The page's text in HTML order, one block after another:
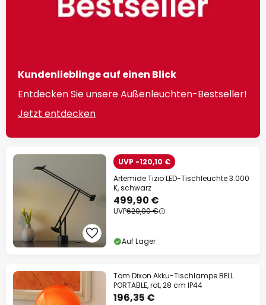
Kundenlieblinge auf einen Blick
Entdecken Sie unsere Außenleuchten-Bestseller!
Jetzt entdecken
UVP -120,10 €
Artemide Tizio LED-Tischleuchte 3.000
K, schwarz
499,90 €
UVP620,00 €
Auf Lager
Tom Dixon Akku-Tischlampe BELL
PORTABLE, rot, 28 cm IP44
196,35 €